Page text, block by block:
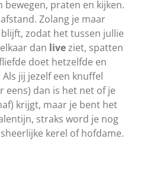
praten en kijken.
Zolang je maar
zodat het tussen jullie
dan liveziet, spatten
doet hetzelfde en
jij jezelf een knuffel
eens) dan is het net of je
krijgt, maar je bent het
straks word je nog
kerel of hofdame.